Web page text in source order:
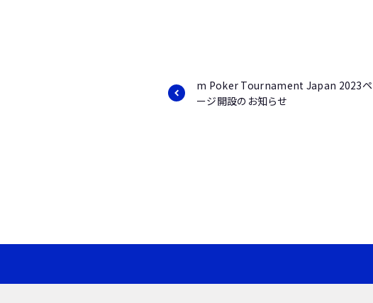
m Poker Tournament Japan 2023ペ
ージ開設のお知らせ